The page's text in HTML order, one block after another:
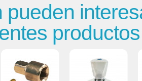
pueden
productos